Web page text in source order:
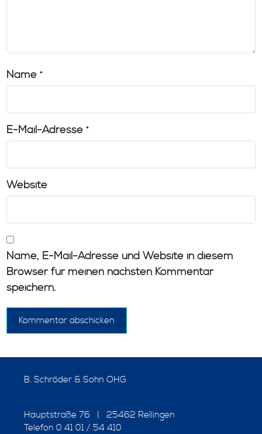
Name*
E-Mail-Adresse*
Website
Name, E-Mail-Adresse und Website in diesem
Browser für meinen nächsten Kommentar
speichern.
B. Schröder & Sohn OHG
Hauptstraße 76 | 25462 Rellingen
Telefon 0 41 01 / 54 410